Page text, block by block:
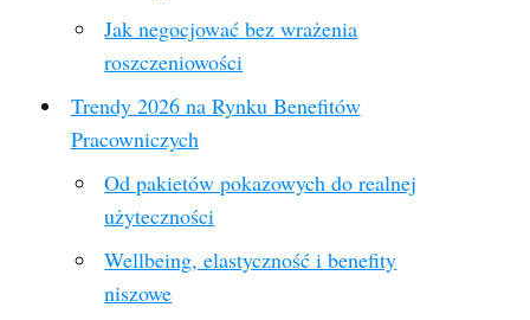
Jak negocjować bez wrażenia
roszczeniowości
Trendy 2026 na Rynku Benefitów
Pracowniczych
Od pakietów pokazowych do realnej
użyteczności
Wellbeing, elastyczność i benefity
niszowe